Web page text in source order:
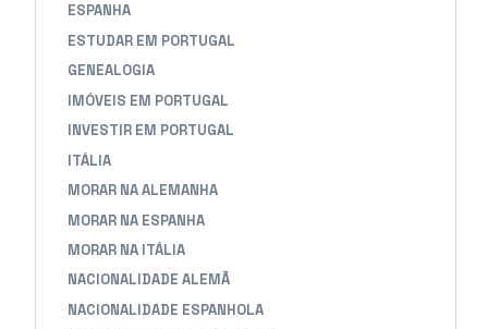
ESPANHA
ESTUDAR EM PORTUGAL
GENEALOGIA
IMÓVEIS EM PORTUGAL
INVESTIR EM PORTUGAL
ITÁLIA
MORAR NA ALEMANHA
MORAR NA ESPANHA
MORAR NA ITÁLIA
NACIONALIDADE ALEMÃ
NACIONALIDADE ESPANHOLA